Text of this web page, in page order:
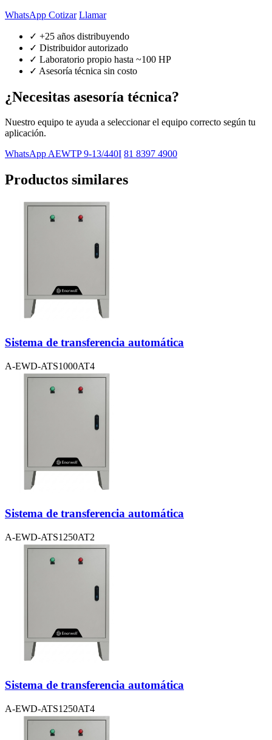
WhatsApp Cotizar Llamar
✓ +25 años distribuyendo
✓ Distribuidor autorizado
✓ Laboratorio propio hasta ~100 HP
✓ Asesoría técnica sin costo
¿Necesitas asesoría técnica?
Nuestro equipo te ayuda a seleccionar el equipo correcto según tu
aplicación.
WhatsApp AEWTP 9-13/440I 81 8397 4900
Productos similares
Sistema de transferencia automática
A-EWD-ATS1000AT4
Sistema de transferencia automática
A-EWD-ATS1250AT2
Sistema de transferencia automática
A-EWD-ATS1250AT4